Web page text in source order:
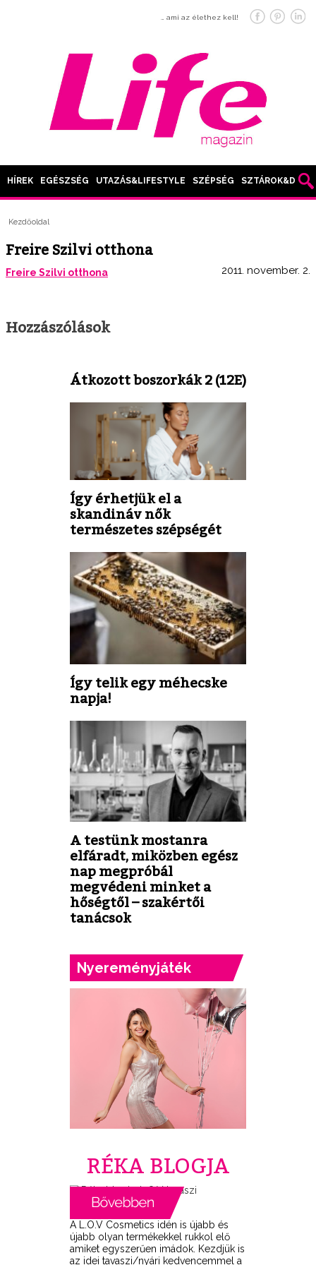
… ami az élethez kell!
HÍREK EGÉSZSÉG UTAZÁS&LIFESTYLE SZÉPSÉG SZTÁROK&DIVAT
Kezdőoldal
Freire Szilvi otthona
2011. november. 2.
Freire Szilvi otthona
Hozzászólások
Átkozott boszorkák 2 (12E)
Így érhetjük el a
skandináv nők
természetes szépségét
Így telik egy méhecske
napja!
A testünk mostanra
elfáradt, miközben egész
nap megpróbál
megvédeni minket a
hőségtől – szakértői
tanácsok
Nyereményjáték
RÉKA BLOGJA
A L.O.V Cosmetics idén is újabb és
újabb olyan termékekkel rukkol elő
amiket egyszerűen imádok. Kezdjük is
az idei tavaszi/nyári kedvencemmel a